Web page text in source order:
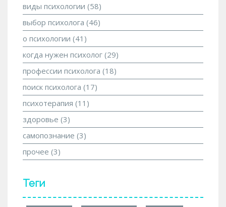
виды психологии (58)
выбор психолога (46)
о психологии (41)
когда нужен психолог (29)
профессии психолога (18)
поиск психолога (17)
психотерапия (11)
здоровье (3)
самопознание (3)
прочее (3)
Теги